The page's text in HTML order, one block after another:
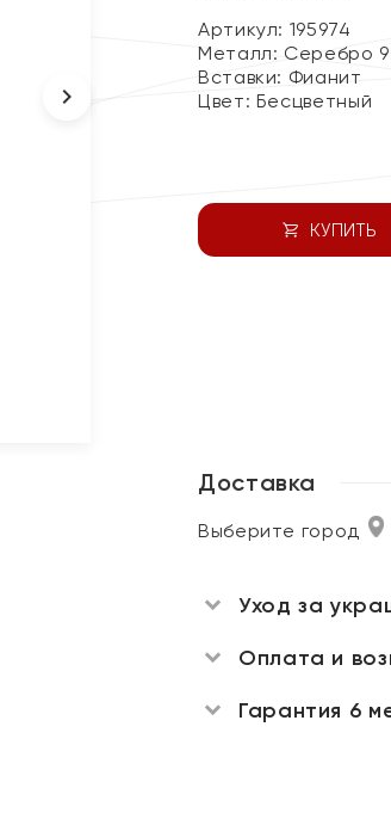
Артикул: 195974
Металл: Серебро
Вставки: Фианит
Цвет: Бесцветный
КУПИТЬ
Доставка
Выберите город
Уход за
Оплата и
Гарантия 6